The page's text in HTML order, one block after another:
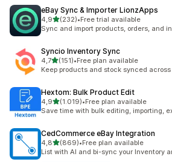
eBay Sync & Importer LionzApps
4,95 yıldız üzerinden
(232)
toplam 232 değerlendirme
•Free trial available
Sync and import products, orders, and
Syncio Inventory Sync
4,75 yıldız üzerinden
(151)
toplam 151 değerlendirme
•Free plan available
Keep products and stock synced
Hextom: Bulk Product Edit
4,95 yıldız üzerinden
(1.019)
toplam 1019 değerlendirme
•Free plan available
Save time with bulk editing, importing,
CedCommerce eBay Integration
4,85 yıldız üzerinden
(869)
toplam 869 değerlendirme
•Free plan available
List with AI and bi-sync your Inventory